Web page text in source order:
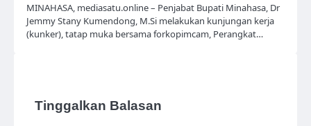
MINAHASA, mediasatu.online – Penjabat Bupati Minahasa, Dr
Jemmy Stany Kumendong, M.Si melakukan kunjungan kerja
(kunker), tatap muka bersama forkopimcam, Perangkat…
Tinggalkan Balasan